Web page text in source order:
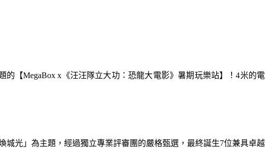
【MegaBox x《汪汪隊立大功：恐龍大電影》暑期玩樂站】！4米的電
光」為主題，經過獨立專業評審團的嚴格甄選，最終誕生7位兼具卓越